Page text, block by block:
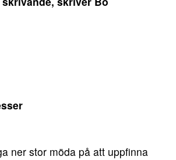
ner stor möda på att uppfinna